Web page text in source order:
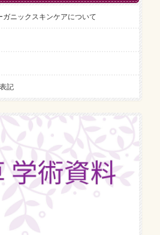
ガニックスキンケアについて
記